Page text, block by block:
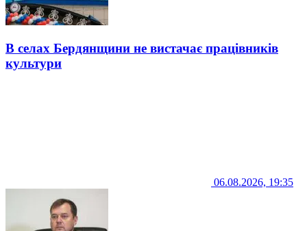
В селах Бердянщини не вистачає працівників
культури
06.08.2026, 19:35